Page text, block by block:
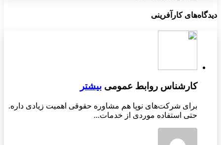
دیدگاه‌های کارآفرینی
کارشناس روابط عمومی بیشتر
برای شرکت‌های نوپا هم مشاوره حقوقی اهمیت زیادی داره.
حتی استفاده موردی از خدمات...